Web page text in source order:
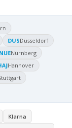
DUSDüsseldorf
NUENürnberg
Hannover
Klarna